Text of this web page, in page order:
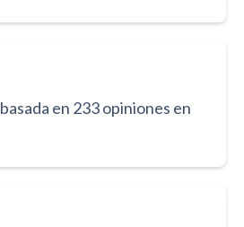
basada en 233 opiniones en